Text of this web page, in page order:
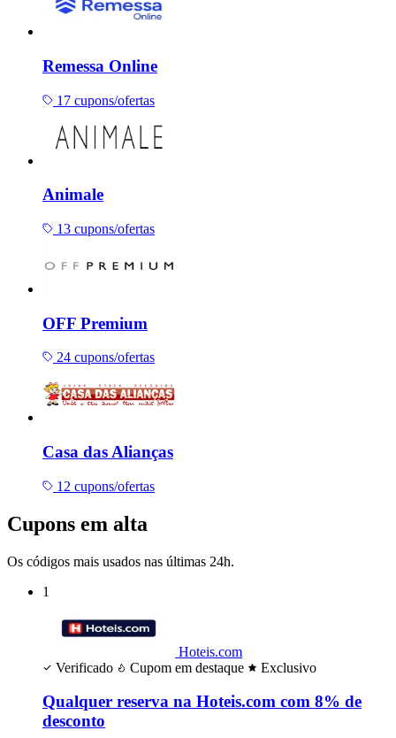
Remessa Online
17 cupons/ofertas
Animale
13 cupons/ofertas
OFF Premium
24 cupons/ofertas
Casa das Alianças
12 cupons/ofertas
Cupons em alta
Os códigos mais usados nas últimas 24h.
1
Hoteis.com
Verificado
Cupom em destaque Exclusivo
Qualquer reserva na Hoteis.com com 8% de
desconto